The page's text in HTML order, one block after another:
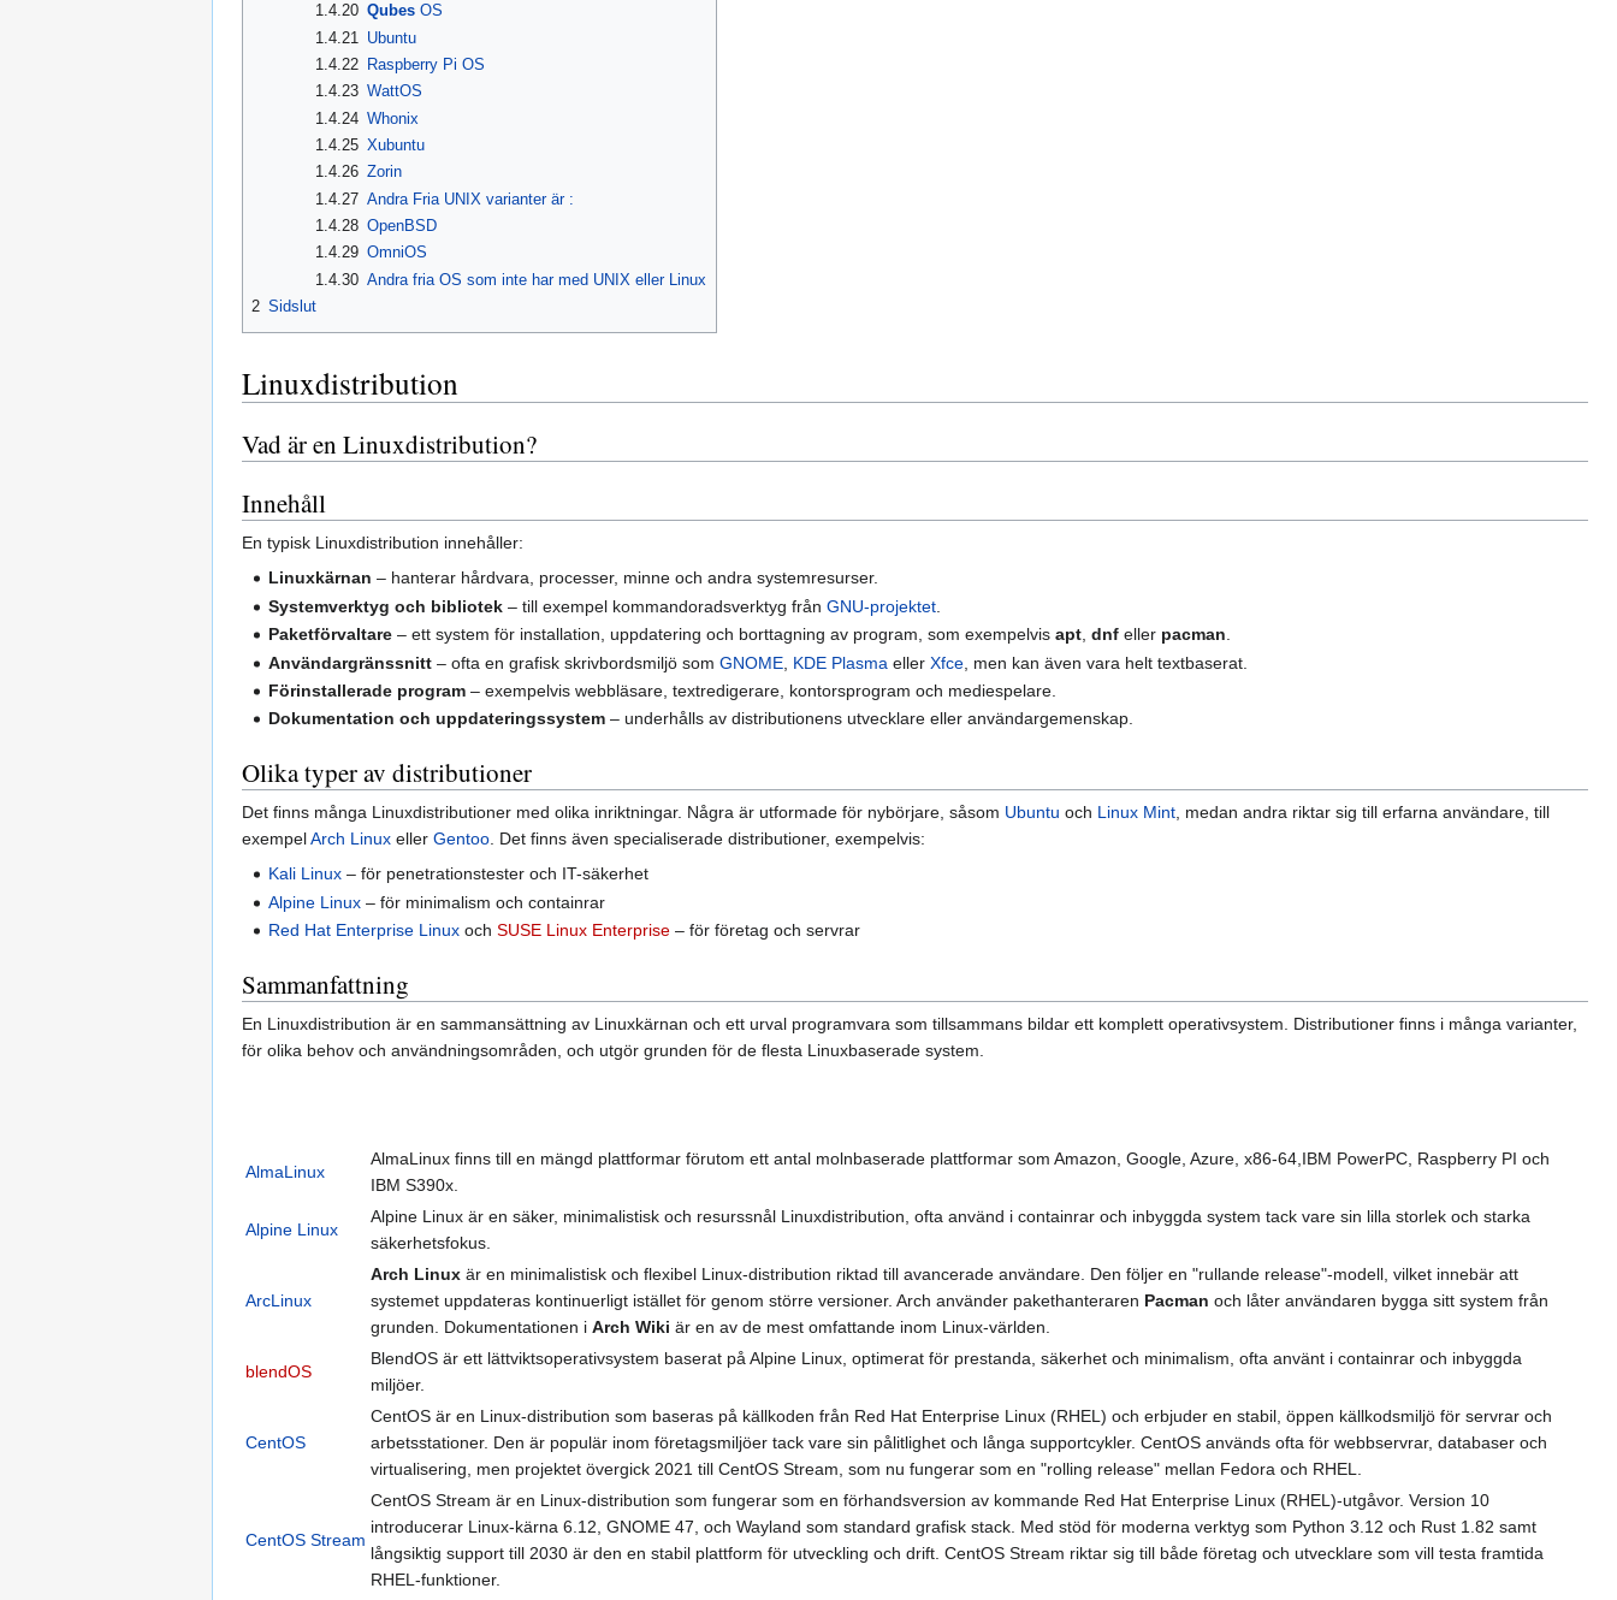
1.4.20 Qubes OS
1.4.21
Ubuntu
1.4.22 Raspberry Pi OS
1.4.23 WattOS
1.4.24 Whonix
1.4.25 Xubuntu
1.4.26 Zorin
1.4.27 Andra Fria UNIX varianter är :
1.4.28 OpenBSD
1.4.29 OmniOS
1.4.30 Andra fria OS som inte har med UNIX eller Linux
2 Sidslut
Linuxdistribution
Vad är en Linuxdistribution?
Innehåll
En typisk Linuxdistribution innehåller:
Linuxkärnan – hanterar hårdvara, processer, minne och andra systemresurser.
Systemverktyg och bibliotek – till exempel kommandoradsverktyg frånGNU-projektet
Paketförvaltare – ett system för installation, uppdatering och borttagning av program, som exempelvisapt,dnf eller pacman.
Användargränssnitt – ofta en grafisk skrivbordsmiljö somGNOME KDE Plasma ellerXfce , men kan även vara helt textbaserat.
Förinstallerade program – exempelvis webbläsare, textredigerare, kontorsprogram och mediespelare.
Dokumentation och uppdateringssystem – underhålls av distributionens utvecklare eller användargemenskap.
Olika typer av distributioner
Det finns många Linuxdistributioner med olika inriktningar. Några är utformade för nybörjare, såsom Ubuntu och Linux Mint, medan andra riktar sig till erfarna användare, till
exempelArch Linux eller Gentoo. Det finns även specialiserade distributioner, exempelvis:
Kali Linux – för penetrationstester och IT-säkerhet
Alpine Linux – för minimalism och containrar
Red Hat Enterprise Linux ochSUSE Linux Enterprise – för företag och servrar
Sammanfattning
En Linuxdistribution är en sammansättning av Linuxkärnan och ett urval programvara som tillsammans bildar ett komplett operativsystem. Distributioner finns i många varianter,
för olika behov och användningsområden, och utgör grunden för de flesta Linuxbaserade system.
AlmaLinux
AlmaLinux finns till en mängd plattformar förutom ett antal molnbaserade plattformar som Amazon, Google, Azure, x86-64,IBM PowerPC, Raspberry PI och
IBM S390x.
Alpine Linux
Alpine Linux är en säker, minimalistisk och resurssnål Linuxdistribution, ofta använd i containrar och inbyggda system tack vare sin lilla storlek och starka
säkerhetsfokus.
ArcLinux
Arch Linux är en minimalistisk och flexibel Linux-distribution riktad till avancerade användare. Den följer en "rullande release"-modell, vilket innebär att
systemet uppdateras kontinuerligt istället för genom större versioner. Arch använder pakethanteraren Pacman och låter användaren bygga sitt system från
grunden. Dokumentationen i Arch Wiki är en av de mest omfattande inom Linux-världen.
blendOS
BlendOS är ett lättviktsoperativsystem baserat på Alpine Linux, optimerat för prestanda, säkerhet och minimalism, ofta använt i containrar och inbyggda
miljöer.
CentOS
CentOS är en Linux-distribution som baseras på källkoden från Red Hat Enterprise Linux (RHEL) och erbjuder en stabil, öppen källkodsmiljö för servrar och
arbetsstationer. Den är populär inom företagsmiljöer tack vare sin pålitlighet och långa supportcykler. CentOS används ofta för webbservrar, databaser och
virtualisering, men projektet övergick 2021 till CentOS Stream, som nu fungerar som en "rolling release" mellan Fedora och RHEL.
CentOS Stream
CentOS Stream är en Linux-distribution som fungerar som en förhandsversion av kommande Red Hat Enterprise Linux (RHEL)-utgåvor. Version 10
introducerar Linux-kärna 6.12, GNOME 47, och Wayland som standard grafisk stack. Med stöd för moderna verktyg som Python 3.12 och Rust 1.82 samt
långsiktig support till 2030 är den en stabil plattform för utveckling och drift. CentOS Stream riktar sig till både företag och utvecklare som vill testa framtida
RHEL-funktioner.